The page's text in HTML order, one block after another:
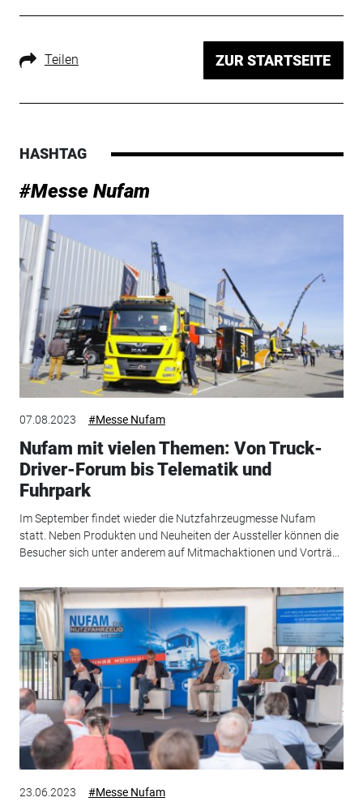
Teilen ZUR STARTSEITE
HASHTAG
#Messe Nufam
07.08.2023 #Messe Nufam
Nufam mit vielen Themen: Von Truck-
Driver-Forum bis Telematik und
Fuhrpark
Im September findet wieder die Nutzfahrzeugmesse Nufam
statt. Neben Produkten und Neuheiten der Aussteller können die
Besucher sich unter anderem auf Mitmachaktionen und Vorträ...
23.06.2023 #Messe Nufam